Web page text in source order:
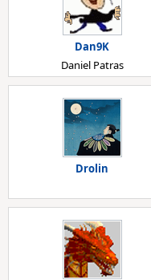
Dan9K
Daniel Patras
Drolin